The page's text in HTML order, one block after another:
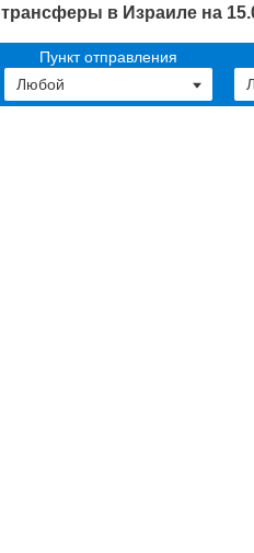
в Израиле на
Пункт отправления